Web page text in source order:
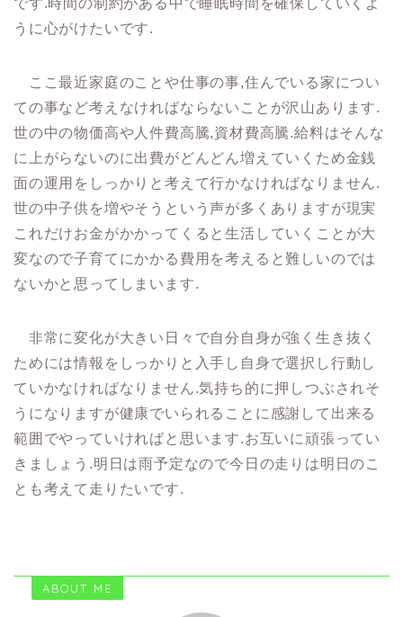
です.時間の制約がある中で睡眠時間を確保していくよ
うに心がけたいです.
ここ最近家庭のことや仕事の事,住んでいる家につい
ての事など考えなければならないことが沢山あります.
世の中の物価高や人件費高騰,資材費高騰.給料はそんな
に上がらないのに出費がどんどん増えていくため金銭
面の運用をしっかりと考えて行かなければなりません.
世の中子供を増やそうという声が多くありますが現実
これだけお金がかかってくると生活していくことが大
変なので子育てにかかる費用を考えると難しいのでは
ないかと思ってしまいます.
非常に変化が大きい日々で自分自身が強く生き抜く
ためには情報をしっかりと入手し自身で選択し行動し
ていかなければなりません.気持ち的に押しつぶされそ
うになりますが健康でいられることに感謝して出来る
範囲でやっていければと思います.お互いに頑張ってい
きましょう.明日は雨予定なので今日の走りは明日のこ
とも考えて走りたいです.
ABOUT ME